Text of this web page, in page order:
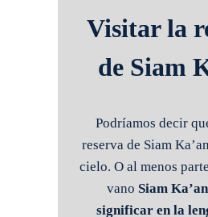
Visitar la
de Siam
Podríamos decir
reserva de Siam
cielo. O al menos
vano Siam
significar en la